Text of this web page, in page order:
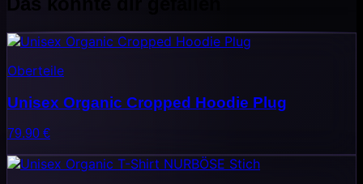
Oberteile
Unisex Organic Cropped Hoodie Plug
79.90 €